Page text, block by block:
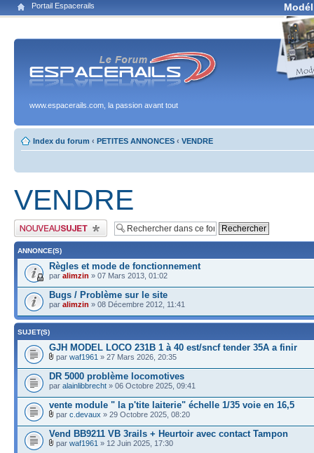
Portail Espacerails
www.espacerails.com, la passion avant tout
Index du forum ‹ PETITES ANNONCES ‹ VENDRE
VENDRE
Publier un nouveau sujet
ANNONCE(S)
Règles et mode de fonctionnement
par alimzin » 07 Mars 2013, 01:02
Bugs / Problème sur le site
par alimzin » 08 Décembre 2012, 11:41
SUJET(S)
GJH MODEL LOCO 231B 1 à 40 est/sncf tender 35A a finir
par waf1961 » 27 Mars 2026, 20:35
DR 5000 problème locomotives
par alainlibbrecht » 06 Octobre 2025, 09:41
vente module " la p'tite laiterie" échelle 1/35 voie en 16,5
par c.devaux » 29 Octobre 2025, 08:20
Vend BB9211 VB 3rails + Heurtoir avec contact Tampon
par waf1961 » 12 Juin 2025, 17:30